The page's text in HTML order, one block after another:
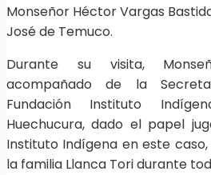
Monseñor Héctor Vargas
José de Temuco.
Durante su visita,
acompañado de la
Fundación Instituto
Huechucura, dado el papel
Instituto Indígena en este
la familia Llanca Tori durante